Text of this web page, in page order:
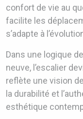
confort de vie au
facilite les
s’adapte à
Dans une logique
neuve, l’escalier
reflète une vision
la durabilité et
esthétique